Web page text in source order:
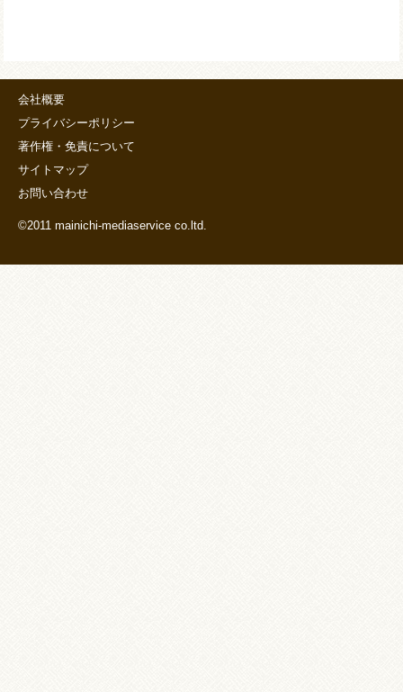
会社概要
プライバシーポリシー
著作権・免責について
サイトマップ
お問い合わせ
©2011 mainichi-mediaservice co.ltd.